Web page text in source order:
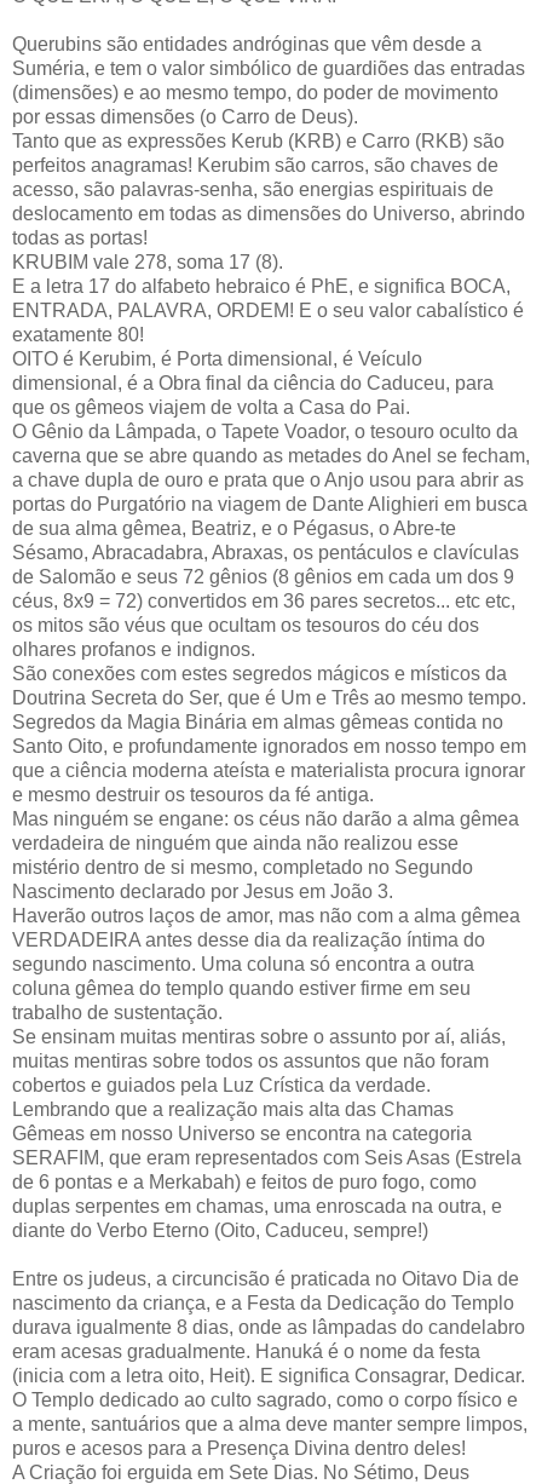
Querubins são entidades andróginas que vêm desde a
Suméria, e tem o valor simbólico de guardiões das entradas
(dimensões) e ao mesmo tempo, do poder de movimento
por essas dimensões (o Carro de Deus).
Tanto que as expressões Kerub (KRB) e Carro (RKB) são
perfeitos anagramas! Kerubim são carros, são chaves de
acesso, são palavras-senha, são energias espirituais de
deslocamento em todas as dimensões do Universo, abrindo
todas as portas!
KRUBIM vale 278, soma 17 (8).
E a letra 17 do alfabeto hebraico é PhE, e significa BOCA,
ENTRADA, PALAVRA, ORDEM! E o seu valor cabalístico é
exatamente 80!
OITO é Kerubim, é Porta dimensional, é Veículo
dimensional, é a Obra final da ciência do Caduceu, para
que os gêmeos viajem de volta a Casa do Pai.
O Gênio da Lâmpada, o Tapete Voador, o tesouro oculto da
caverna que se abre quando as metades do Anel se fecham,
a chave dupla de ouro e prata que o Anjo usou para abrir as
portas do Purgatório na viagem de Dante Alighieri em busca
de sua alma gêmea, Beatriz, e o Pégasus, o Abre-te
Sésamo, Abracadabra, Abraxas, os pentáculos e clavículas
de Salomão e seus 72 gênios (8 gênios em cada um dos 9
céus, 8x9 = 72) convertidos em 36 pares secretos... etc etc,
os mitos são véus que ocultam os tesouros do céu dos
olhares profanos e indignos.
São conexões com estes segredos mágicos e místicos da
Doutrina Secreta do Ser, que é Um e Três ao mesmo tempo.
Segredos da Magia Binária em almas gêmeas contida no
Santo Oito, e profundamente ignorados em nosso tempo em
que a ciência moderna ateísta e materialista procura ignorar
e mesmo destruir os tesouros da fé antiga.
Mas ninguém se engane: os céus não darão a alma gêmea
verdadeira de ninguém que ainda não realizou esse
mistério dentro de si mesmo, completado no Segundo
Nascimento declarado por Jesus em João 3.
Haverão outros laços de amor, mas não com a alma gêmea
VERDADEIRA antes desse dia da realização íntima do
segundo nascimento. Uma coluna só encontra a outra
coluna gêmea do templo quando estiver firme em seu
trabalho de sustentação.
Se ensinam muitas mentiras sobre o assunto por aí, aliás,
muitas mentiras sobre todos os assuntos que não foram
cobertos e guiados pela Luz Crística da verdade.
Lembrando que a realização mais alta das Chamas
Gêmeas em nosso Universo se encontra na categoria
SERAFIM, que eram representados com Seis Asas (Estrela
de 6 pontas e a Merkabah) e feitos de puro fogo, como
duplas serpentes em chamas, uma enroscada na outra, e
diante do Verbo Eterno (Oito, Caduceu, sempre!)
Entre os judeus, a circuncisão é praticada no Oitavo Dia de
nascimento da criança, e a Festa da Dedicação do Templo
durava igualmente 8 dias, onde as lâmpadas do candelabro
eram acesas gradualmente. Hanuká é o nome da festa
(inicia com a letra oito, Heit). E significa Consagrar, Dedicar.
O Templo dedicado ao culto sagrado, como o corpo físico e
a mente, santuários que a alma deve manter sempre limpos,
puros e acesos para a Presença Divina dentro deles!
A Criação foi erguida em Sete Dias. No Sétimo, Deus